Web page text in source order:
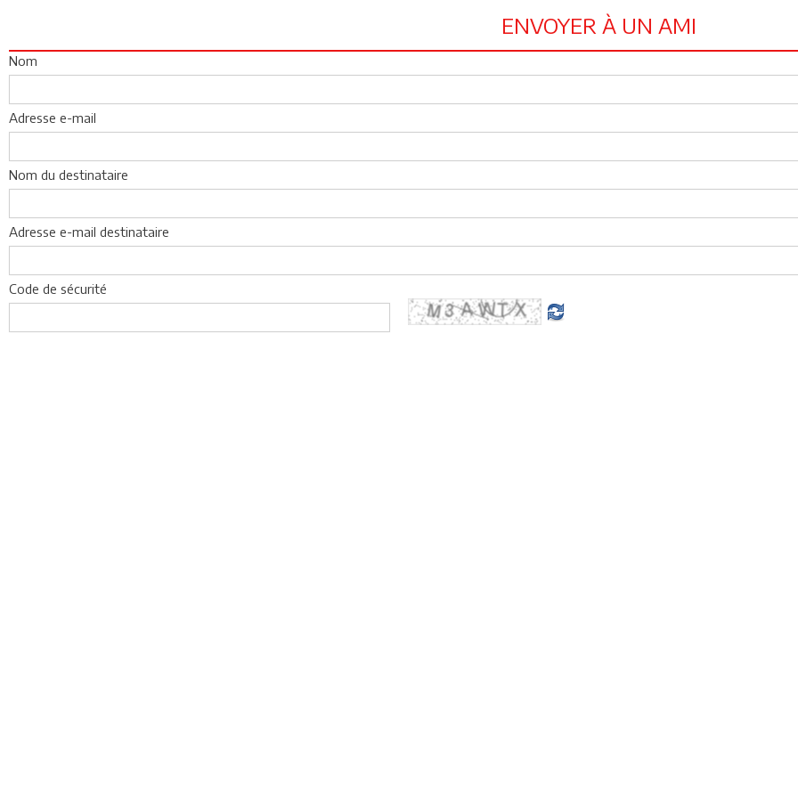
ENVOYER À UN AMI
Nom
Adresse e-mail
Nom du destinataire
Adresse e-mail destinataire
Code de sécurité